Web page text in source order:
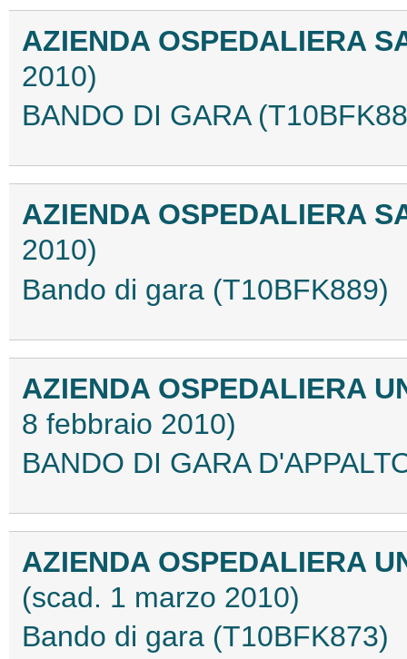
AZIENDA OSPEDALIERA
2010)
BANDO DI GARA
AZIENDA OSPEDALIERA
2010)
Bando di gara (T10BFK889)
AZIENDA OSPEDALIERA
8 febbraio 2010)
BANDO DI GARA
AZIENDA OSPEDALIERA
(scad. 1 marzo 2010)
Bando di gara (T10BFK873)